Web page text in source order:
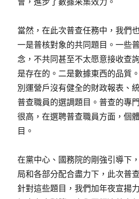
當然，在此次普查任務中，我們
一是普核對象的共同題目。一些
念，不共同甚至不太愿意接收查
是存在的。二是數據東西的品質
別運營戶沒有健全的財政報表、
普查職員的選調題目。普查的專
很高，在選聘普查職員方面，個
目。
在黨中心、國務院的剛強引導下
局和各部分配合盡力下，此次普
針對這些題目，我們加年夜宣揚